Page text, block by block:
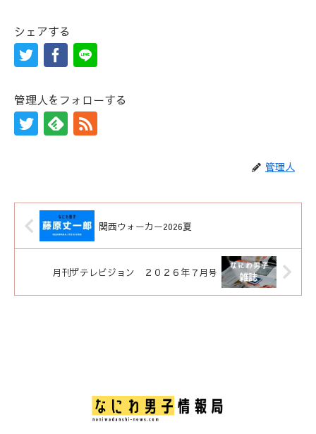
シェアする
管理人をフォローする
管理人
関西ウォーカー2026夏
月刊ザテレビジョン ２０２６年７月号